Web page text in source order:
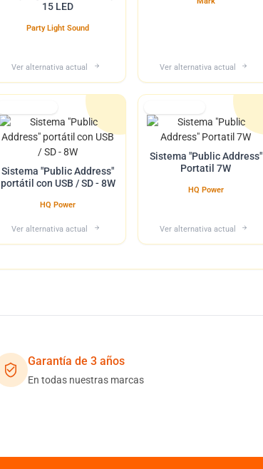
15 LED
Party Light Sound
Ver alternativa actual Ver alternativa actual
Sistema "Public Address"
portátil con USB / SD - 8W
HQ Power
Ver alternativa actual
Sistema "Public Address"
Portatil 7W
HQ Power
Ver alternativa actual
Garantía de 3 años
En todas nuestras marcas